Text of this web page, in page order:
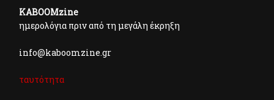
KABOOMzine
ημερολόγια πριν από τη μεγάλη έκρηξη
info@kaboomzine.gr
ταυτότητα